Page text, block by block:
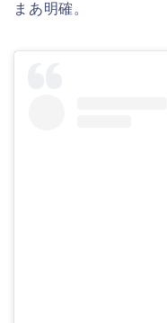
まあ明確。